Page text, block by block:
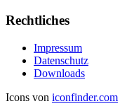
Rechtliches
Impressum
Datenschutz
Downloads
Icons von iconfinder.com